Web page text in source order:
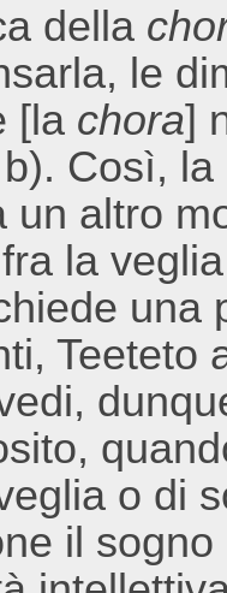
della
le
[la chora]
Così,
un altro
la
una
Teeteto
o di
il